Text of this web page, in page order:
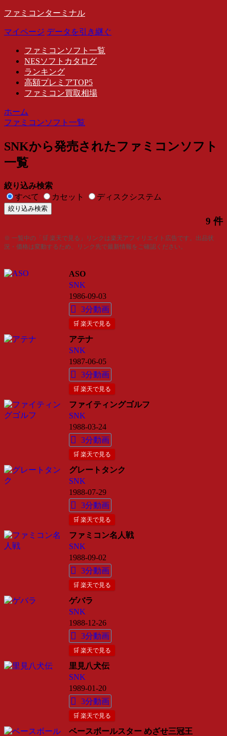
ファミコンターミナル
マイページ データを引き継ぐ
ファミコンソフト一覧
NESソフトカタログ
ランキング
高額プレミアTOP5
ファミコン買取相場
ホーム
ファミコンソフト一覧
SNKから発売されたファミコンソフト
一覧
絞り込み検索
すべて
カセット ディスクシステム
9 件
※ 一覧中の「🛒 楽天で見る」リンクは楽天アフィリエイト広告です。出品状
況・価格は変動するため、リンク先で最新情報をご確認ください。
ASO
SNK
1986-09-03
3分動画
🛒 楽天で見る
アテナ
SNK
1987-06-05
3分動画
🛒 楽天で見る
ファイティングゴルフ
SNK
1988-03-24
3分動画
🛒 楽天で見る
グレートタンク
SNK
1988-07-29
3分動画
🛒 楽天で見る
ファミコン名人戦
SNK
1988-09-02
3分動画
🛒 楽天で見る
ゲバラ
SNK
1988-12-26
3分動画
🛒 楽天で見る
里見八犬伝
SNK
1989-01-20
3分動画
🛒 楽天で見る
ベースボールスター めざせ三冠王